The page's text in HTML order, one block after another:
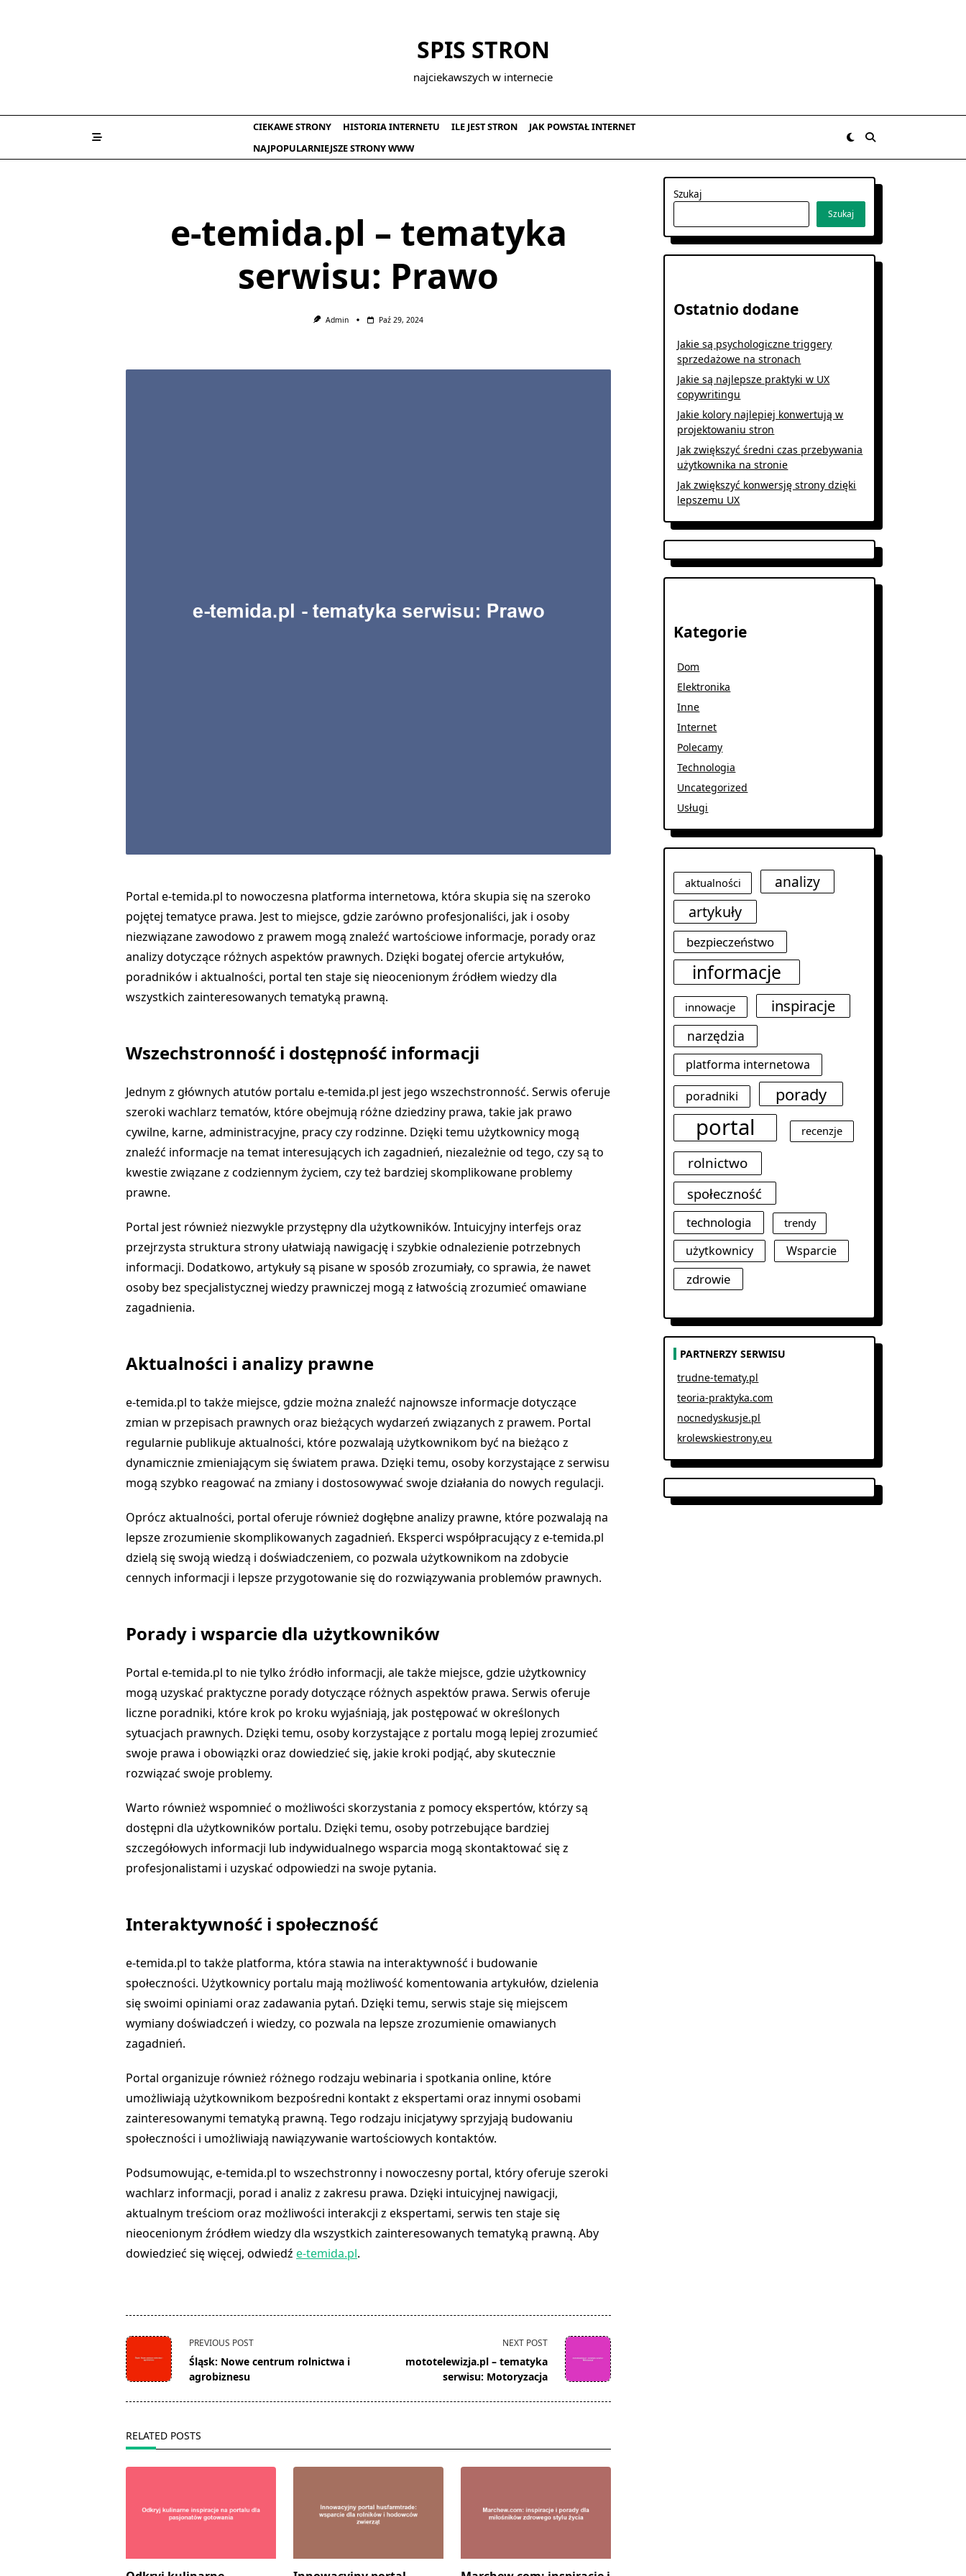
SPIS STRON
najciekawszych w internecie
CIEKAWE STRONY HISTORIA INTERNETU ILE JEST STRON
JAK POWSTAŁ INTERNET
NAJPOPULARNIEJSZE STRONY WWW
e-temida.pl – tematyka
serwisu: Prawo
Admin Paź 29, 2024
Portal e-temida.pl to nowoczesna platforma internetowa, która skupia się na szeroko
pojętej tematyce prawa. Jest to miejsce, gdzie zarówno profesjonaliści, jak i osoby
niezwiązane zawodowo z prawem mogą znaleźć wartościowe informacje, porady oraz
analizy dotyczące różnych aspektów prawnych. Dzięki bogatej ofercie artykułów,
poradników i aktualności, portal ten staje się nieocenionym źródłem wiedzy dla
wszystkich zainteresowanych tematyką prawną.
Wszechstronność i dostępność informacji
Jednym z głównych atutów portalu e-temida.pl jest jego wszechstronność. Serwis oferuje
szeroki wachlarz tematów, które obejmują różne dziedziny prawa, takie jak prawo
cywilne, karne, administracyjne, pracy czy rodzinne. Dzięki temu użytkownicy mogą
znaleźć informacje na temat interesujących ich zagadnień, niezależnie od tego, czy są to
kwestie związane z codziennym życiem, czy też bardziej skomplikowane problemy
prawne.
Portal jest również niezwykle przystępny dla użytkowników. Intuicyjny interfejs oraz
przejrzysta struktura strony ułatwiają nawigację i szybkie odnalezienie potrzebnych
informacji. Dodatkowo, artykuły są pisane w sposób zrozumiały, co sprawia, że nawet
osoby bez specjalistycznej wiedzy prawniczej mogą z łatwością zrozumieć omawiane
zagadnienia.
Aktualności i analizy prawne
e-temida.pl to także miejsce, gdzie można znaleźć najnowsze informacje dotyczące
zmian w przepisach prawnych oraz bieżących wydarzeń związanych z prawem. Portal
regularnie publikuje aktualności, które pozwalają użytkownikom być na bieżąco z
dynamicznie zmieniającym się światem prawa. Dzięki temu, osoby korzystające z serwisu
mogą szybko reagować na zmiany i dostosowywać swoje działania do nowych regulacji.
Oprócz aktualności, portal oferuje również dogłębne analizy prawne, które pozwalają na
lepsze zrozumienie skomplikowanych zagadnień. Eksperci współpracujący z e-temida.pl
dzielą się swoją wiedzą i doświadczeniem, co pozwala użytkownikom na zdobycie
cennych informacji i lepsze przygotowanie się do rozwiązywania problemów prawnych.
Porady i wsparcie dla użytkowników
Portal e-temida.pl to nie tylko źródło informacji, ale także miejsce, gdzie użytkownicy
mogą uzyskać praktyczne porady dotyczące różnych aspektów prawa. Serwis oferuje
liczne poradniki, które krok po kroku wyjaśniają, jak postępować w określonych
sytuacjach prawnych. Dzięki temu, osoby korzystające z portalu mogą lepiej zrozumieć
swoje prawa i obowiązki oraz dowiedzieć się, jakie kroki podjąć, aby skutecznie
rozwiązać swoje problemy.
Warto również wspomnieć o możliwości skorzystania z pomocy ekspertów, którzy są
dostępni dla użytkowników portalu. Dzięki temu, osoby potrzebujące bardziej
szczegółowych informacji lub indywidualnego wsparcia mogą skontaktować się z
profesjonalistami i uzyskać odpowiedzi na swoje pytania.
Interaktywność i społeczność
e-temida.pl to także platforma, która stawia na interaktywność i budowanie
społeczności. Użytkownicy portalu mają możliwość komentowania artykułów, dzielenia
się swoimi opiniami oraz zadawania pytań. Dzięki temu, serwis staje się miejscem
wymiany doświadczeń i wiedzy, co pozwala na lepsze zrozumienie omawianych
zagadnień.
Portal organizuje również różnego rodzaju webinaria i spotkania online, które
umożliwiają użytkownikom bezpośredni kontakt z ekspertami oraz innymi osobami
zainteresowanymi tematyką prawną. Tego rodzaju inicjatywy sprzyjają budowaniu
społeczności i umożliwiają nawiązywanie wartościowych kontaktów.
Podsumowując, e-temida.pl to wszechstronny i nowoczesny portal, który oferuje szeroki
wachlarz informacji, porad i analiz z zakresu prawa. Dzięki intuicyjnej nawigacji,
aktualnym treściom oraz możliwości interakcji z ekspertami, serwis ten staje się
nieocenionym źródłem wiedzy dla wszystkich zainteresowanych tematyką prawną. Aby
dowiedzieć się więcej, odwiedźe-temida.pl.
<span
class="nav-
subtitle
PREVIOUS POST
Śląsk: Nowe centrum rolnictwa i
agrobiznesu
NEXT POST
mototelewizja.pl – tematyka
serwisu: Motoryzacja
RELATED POSTS
Szukaj
Szukaj
Ostatnio dodane
Jakie są psychologiczne triggery
sprzedażowe na stronach
Jakie są najlepsze praktyki w UX
copywritingu
Jakie kolory najlepiej konwertują w
projektowaniu stron
Jak zwiększyć średni czas przebywania
użytkownika na stronie
Jak zwiększyć konwersję strony dzięki
lepszemu UX
Kategorie
Dom
Elektronika
Inne
Internet
Polecamy
Technologia
Uncategorized
Usługi
aktualności
analizy
artykuły
bezpieczeństwo
informacje
innowacje inspiracje
narzędzia
platforma internetowa
poradniki
porady
portal recenzje
rolnictwo
społeczność
technologia trendy
użytkownicy Wsparcie
zdrowie
PARTNERZY SERWISU
trudne-tematy.pl
teoria-praktyka.com
nocnedyskusje.pl
krolewskiestrony.eu